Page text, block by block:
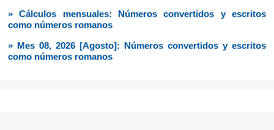
» Cálculos mensuales: Números convertidos y escritos
como números romanos
» Mes 08, 2026 [Agosto]: Números convertidos y escritos
como números romanos